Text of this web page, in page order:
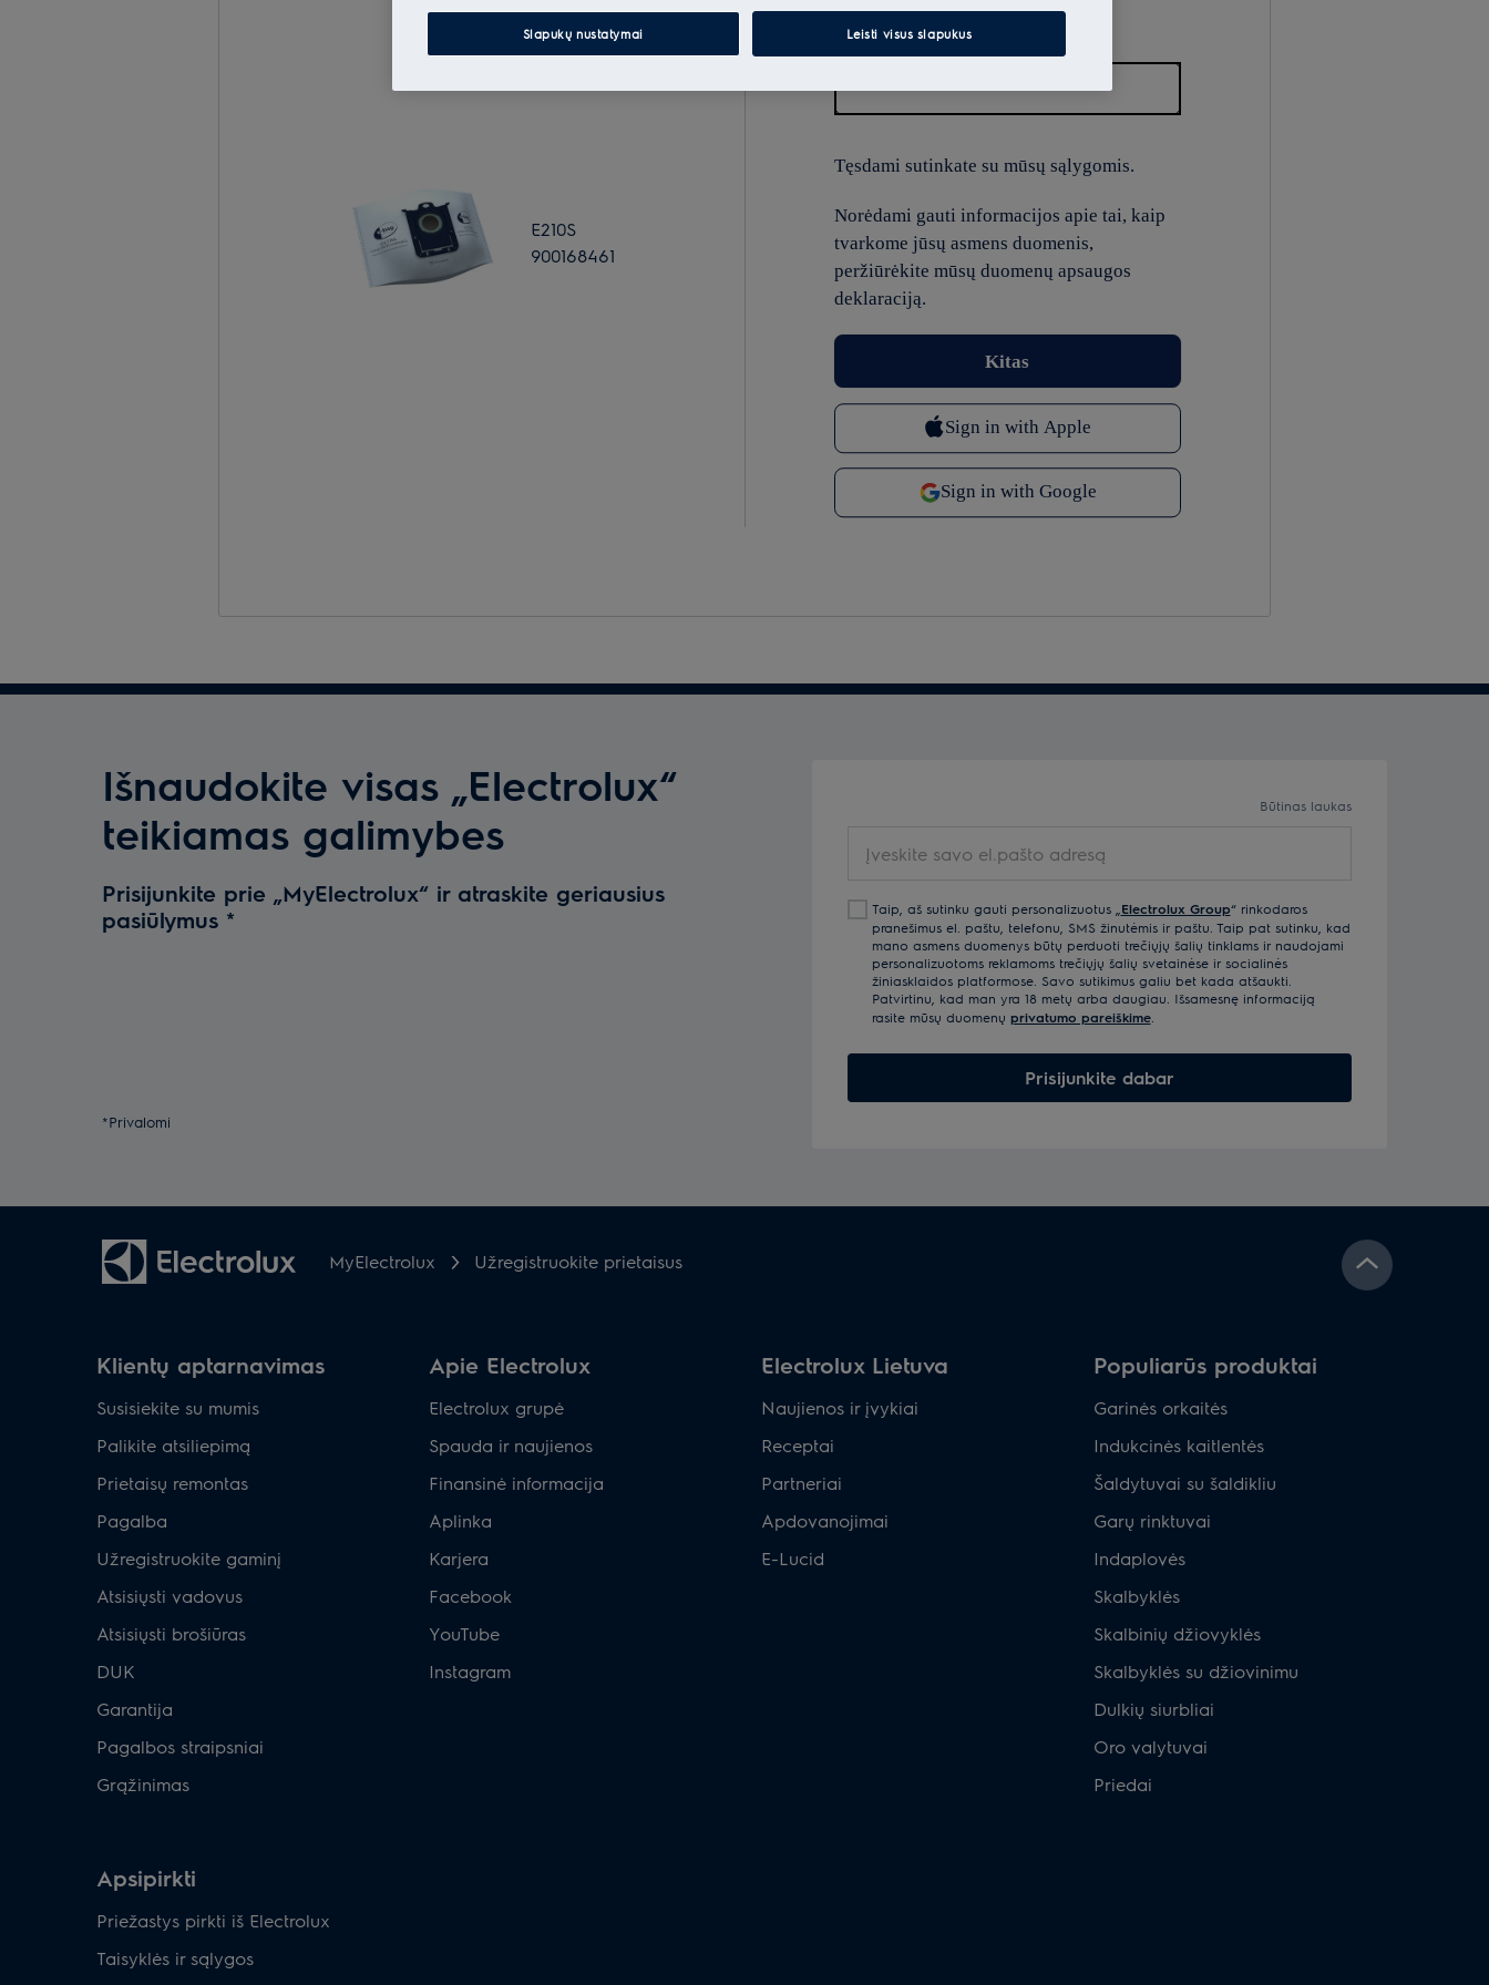
E210S
900168461
El.paštas
Tęsdami sutinkate su mūsų sąlygomis.
Norėdami gauti informacijos apie tai, kaip
tvarkome jūsų asmens duomenis,
peržiūrėkite mūsų duomenų apsaugos
deklaraciją.
Išnaudokite visas „Electrolux“
teikiamas galimybes
Prisijunkite prie „MyElectrolux“ ir atraskite geriausius
pasiūlymus *
*Privalomi
Būtinas laukas
Taip, aš sutinku gauti personalizuotus „ Electrolux Group“ rinkodaros
pranešimus el. paštu, telefonu, SMS žinutėmis ir paštu. Taip pat sutinku, kad
mano asmens duomenys būtų perduoti trečiųjų šalių tinklams ir naudojami
personalizuotoms reklamoms trečiųjų šalių svetainėse ir socialinės
žiniasklaidos platformose. Savo sutikimus galiu bet kada atšaukti.
Patvirtinu, kad man yra 18 metų arba daugiau. Išsamesnę informaciją
rasite mūsų duomenų privatumo pareiškime.
Prisijunkite dabar
MyElectrolux Užregistruokite prietaisus
Klientų aptarnavimas
Susisiekite su mumis
Palikite atsiliepimą
Prietaisų remontas
Pagalba
Užregistruokite gaminį
Atsisiųsti vadovus
Atsisiųsti brošiūras
DUK
Garantija
Pagalbos straipsniai
Grąžinimas
Apie Electrolux
Electrolux grupė
Spauda ir naujienos
Finansinė informacija
Aplinka
Karjera
Facebook
YouTube
Instagram
Electrolux Lietuva
Naujienos ir įvykiai
Receptai
Partneriai
Apdovanojimai
E-Lucid
Populiarūs produktai
Garinės orkaitės
Indukcinės kaitlentės
Šaldytuvai su šaldikliu
Garų rinktuvai
Indaplovės
Skalbyklės
Skalbinių džiovyklės
Skalbyklės su džiovinimu
Dulkių siurbliai
Oro valytuvai
Priedai
Apsipirkti
Priežastys pirkti iš Electrolux
Taisyklės ir sąlygos
Slapukų nustatymai Leisti visus slapukus